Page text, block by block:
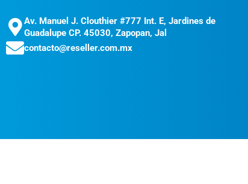
Av. Manuel J. Clouthier #777 Int. E, Jardines de
Guadalupe CP. 45030, Zapopan, Jal
contacto@reseller.com.mx